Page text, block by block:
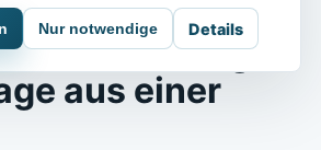
Werkverträge
aus einer
Nur notwendige Details